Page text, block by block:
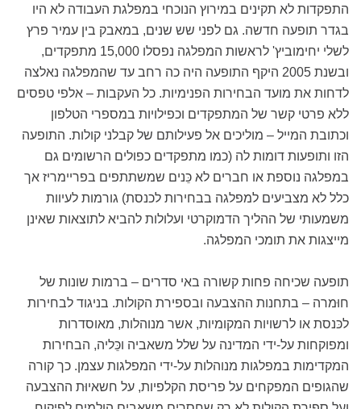
התפקדות לא תקינים במירוץ הנוכחי במפלגת העבודה לא היו
בגדר תופעה חדשה. גם לפני שש שנים, במאבק בין עמיר פרץ
לשלי יחימוביץ' לראשות המפלגה נפסלו 15,000 מתפקדים,
ובשנת 2005 היקף התופעה היה כה רחב עד שהמפלגה נאלצה
לדחות את מועד הבחירות הפנימיות. כל העקבות – אלפי טפסים
ללא פרטי קשר של המתפקדים וכפילויות במספרי הטלפון
וכתובת המייל – מוליכים אל פעילותם של קבלני קולות. התופעה
הזו ותופעות דומות לה (כמו מתפקדים כפולים הרשומים גם
במפלגה נוספת או חברים לא כֵּנים שמשתתפים בפריימריז אך
כלל לא מצביעים למפלגה בבחירות לכנסת) גורמות לעיוות
משמעותי של ההליך הדמוקרטי ועלולות להביא לתוצאות שאינן
מייצגות את תומכי המפלגה.
תופעה שכיחה פחות קשורה באי סדרים – ברמות שונות של
חוּמרה – בתחנות ההצבעה ובספירת הקולות. בניגוד לבחירות
לכּנסת או לרשויות המקומיות, אשר מנוהלות, מאוסדרות
ומפוקחות על-ידי המדינה על שלל משאביה וכֵּליה, הבחירות
המקדימות במפלגות מנוהלות על-ידי המפלגות עצמן. כך קורה
שהגופים המפקחים על פריסת הקלפיות, על חשאיוּת ההצבעה